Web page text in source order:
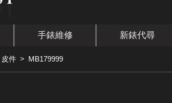
手錶維修 新錶代尋
皮件 > MB179999